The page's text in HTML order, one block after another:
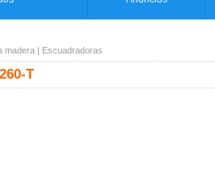
madera | Escuadradoras
T